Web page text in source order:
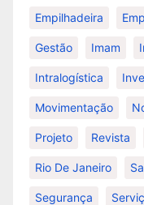
Empilhadeira
Gestão Imam
Intralogística
Movimentação
Projeto Revista
Rio De Janeiro
Segurança